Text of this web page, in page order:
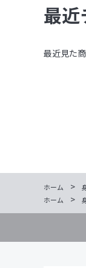
最近
最近見た
ホーム >
ホーム
>